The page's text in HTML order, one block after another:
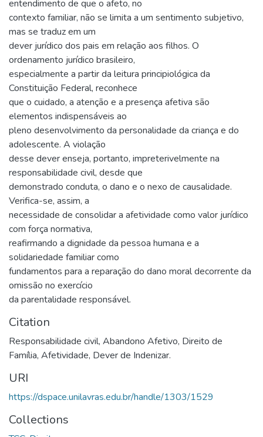
entendimento de que o afeto, no
contexto familiar, não se limita a um sentimento subjetivo,
mas se traduz em um
dever jurídico dos pais em relação aos filhos. O
ordenamento jurídico brasileiro,
especialmente a partir da leitura principiológica da
Constituição Federal, reconhece
que o cuidado, a atenção e a presença afetiva são
elementos indispensáveis ao
pleno desenvolvimento da personalidade da criança e do
adolescente. A violação
desse dever enseja, portanto, impreterivelmente na
responsabilidade civil, desde que
demonstrado conduta, o dano e o nexo de causalidade.
Verifica-se, assim, a
necessidade de consolidar a afetividade como valor jurídico
com força normativa,
reafirmando a dignidade da pessoa humana e a
solidariedade familiar como
fundamentos para a reparação do dano moral decorrente da
omissão no exercício
da parentalidade responsável.
Citation
Responsabilidade civil, Abandono Afetivo, Direito de
Família, Afetividade, Dever de Indenizar.
URI
https://dspace.unilavras.edu.br/handle/1303/1529
Collections